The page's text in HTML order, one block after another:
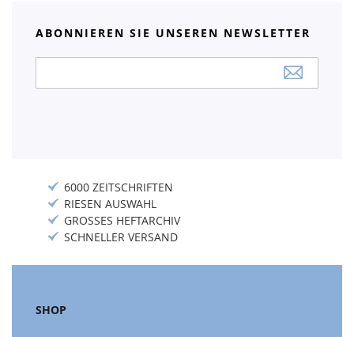
ABONNIEREN SIE UNSEREN NEWSLETTER
Newsletter:
6000 ZEITSCHRIFTEN
RIESEN AUSWAHL
GROSSES HEFTARCHIV
SCHNELLER VERSAND
SHOP